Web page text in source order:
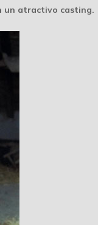
un atractivo casting.